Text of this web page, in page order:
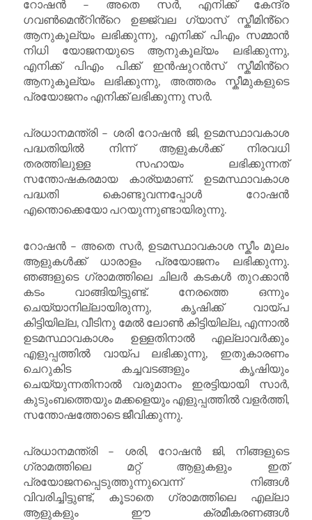
റോഷൻ – അതെ സർ, എനിക്ക് കേന്ദ്ര
ഗവൺമെൻ്റിൻ്റെ ഉജ്ജ്വല ഗ്യാസ് സ്കീമിൻ്റെ
ആനുകൂല്യം ലഭിക്കുന്നു, എനിക്ക് പിഎം സമ്മാൻ
നിധി യോജനയുടെ ആനുകൂല്യം ലഭിക്കുന്നു,
എനിക്ക് പിഎം പിക്ക് ഇൻഷുറൻസ് സ്കീമിൻ്റെ
ആനുകൂല്യം ലഭിക്കുന്നു, അത്തരം സ്കീമുകളുടെ
പ്രയോജനം എനിക്ക് ലഭിക്കുന്നു സർ.
പ്രധാനമന്ത്രി – ശരി റോഷൻ ജി, ഉടമസ്ഥാവകാശ
പദ്ധതിയിൽ നിന്ന് ആളുകൾക്ക് നിരവധി
തരത്തിലുള്ള സഹായം ലഭിക്കുന്നത്
സന്തോഷകരമായ കാര്യമാണ്. ഉടമസ്ഥാവകാശ
പദ്ധതി കൊണ്ടുവന്നപ്പോൾ റോഷൻ
എന്തൊക്കെയോ പറയുന്നുണ്ടായിരുന്നു.
റോഷൻ – അതെ സർ, ഉടമസ്ഥാവകാശ സ്കീം മൂലം
ആളുകൾക്ക് ധാരാളം പ്രയോജനം ലഭിക്കുന്നു.
ഞങ്ങളുടെ ഗ്രാമത്തിലെ ചിലർ കടകൾ തുറക്കാൻ
കടം വാങ്ങിയിട്ടുണ്ട്. നേരത്തെ ഒന്നും
ചെയ്യാനില്ലായിരുന്നു, കൃഷിക്ക് വായ്‌പ
കിട്ടിയില്ല, വീടിനു മേൽ ലോൺ കിട്ടിയില്ല, എന്നാൽ
ഉടമസ്ഥാവകാശം ഉള്ളതിനാൽ എല്ലാവർക്കും
എളുപ്പത്തിൽ വായ്പ ലഭിക്കുന്നു, ഇതുകാരണം
ചെറുകിട കച്ചവടങ്ങളും കൃഷിയും
ചെയ്യുന്നതിനാൽ വരുമാനം ഇരട്ടിയായി സാർ,
കുടുംബത്തെയും മക്കളെയും എളുപ്പത്തിൽ വളർത്തി,
സന്തോഷത്തോടെ ജീവിക്കുന്നു.
പ്രധാനമന്ത്രി – ശരി, റോഷൻ ജി, നിങ്ങളുടെ
ഗ്രാമത്തിലെ മറ്റ് ആളുകളും ഇത്
പ്രയോജനപ്പെടുത്തുന്നുവെന്ന് നിങ്ങൾ
വിവരിച്ചിട്ടുണ്ട്, കൂടാതെ ഗ്രാമത്തിലെ എല്ലാ
ആളുകളും ഈ ക്രമീകരണങ്ങൾ